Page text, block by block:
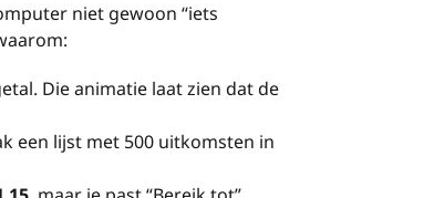
niet gewoon “iets
Die animatie laat zien dat de
een lijst met 500 uitkomsten in